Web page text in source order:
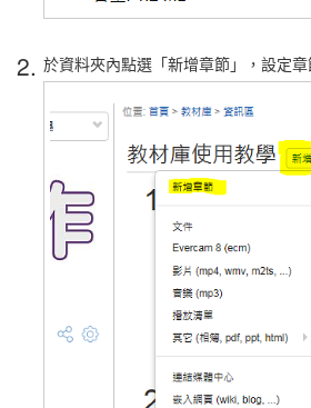
2. 於資料夾內點選「新增章節」，設定章